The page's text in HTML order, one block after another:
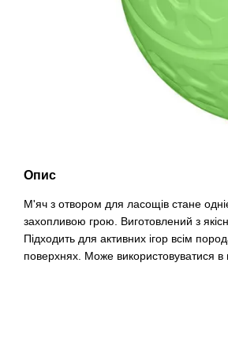
Опис
М'яч з отвором для ласощів стане
захопливою грою. Виготовлений з
Підходить для активних ігор всім
поверхнях. Може використовуватися